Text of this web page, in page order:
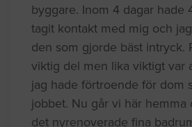
byggare. Inom 4 dagar hade
tagit kontakt med mig och
den som gjorde bäst intryck.
viktig del men lika viktigt var
jag hade förtroende för dom
jobbet. Nu går vi här hemma
det nyrenoverade fina